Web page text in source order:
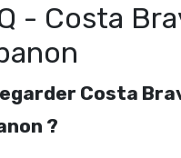
- Costa
Costa
?